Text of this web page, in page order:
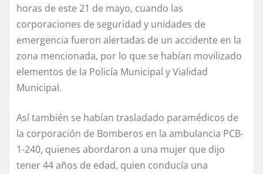
horas de este 21 de mayo, cuando las
corporaciones de seguridad y unidades de
emergencia fueron alertadas de un accidente en la
zona mencionada, por lo que se habían movilizado
elementos de la Policía Municipal y Vialidad
Municipal.
Así también se habían trasladado paramédicos de
la corporación de Bomberos en la ambulancia PCB-
1-240, quienes abordaron a una mujer que dijo
tener 44 años de edad, quien conducía una